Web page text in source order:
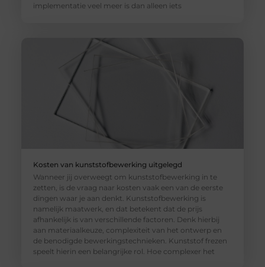
implementatie veel meer is dan alleen iets
Kosten van kunststofbewerking uitgelegd
Wanneer jij overweegt om kunststofbewerking in te
zetten, is de vraag naar kosten vaak een van de eerste
dingen waar je aan denkt. Kunststofbewerking is
namelijk maatwerk, en dat betekent dat de prijs
afhankelijk is van verschillende factoren. Denk hierbij
aan materiaalkeuze, complexiteit van het ontwerp en
de benodigde bewerkingstechnieken. Kunststof frezen
speelt hierin een belangrijke rol. Hoe complexer het